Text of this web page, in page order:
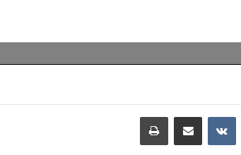
مشاركة عبر البريد طباعة